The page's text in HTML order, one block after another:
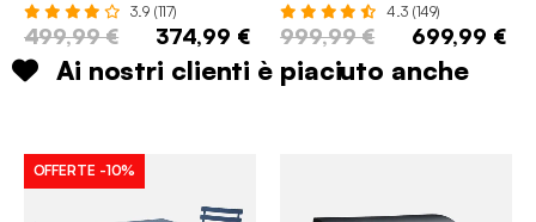
3.9 (117)
499,99 € 374,99 €
4.3 (149)
999,99 € 699,99 €
Ai nostri clienti è piaciuto anche
OFFERTE -10%